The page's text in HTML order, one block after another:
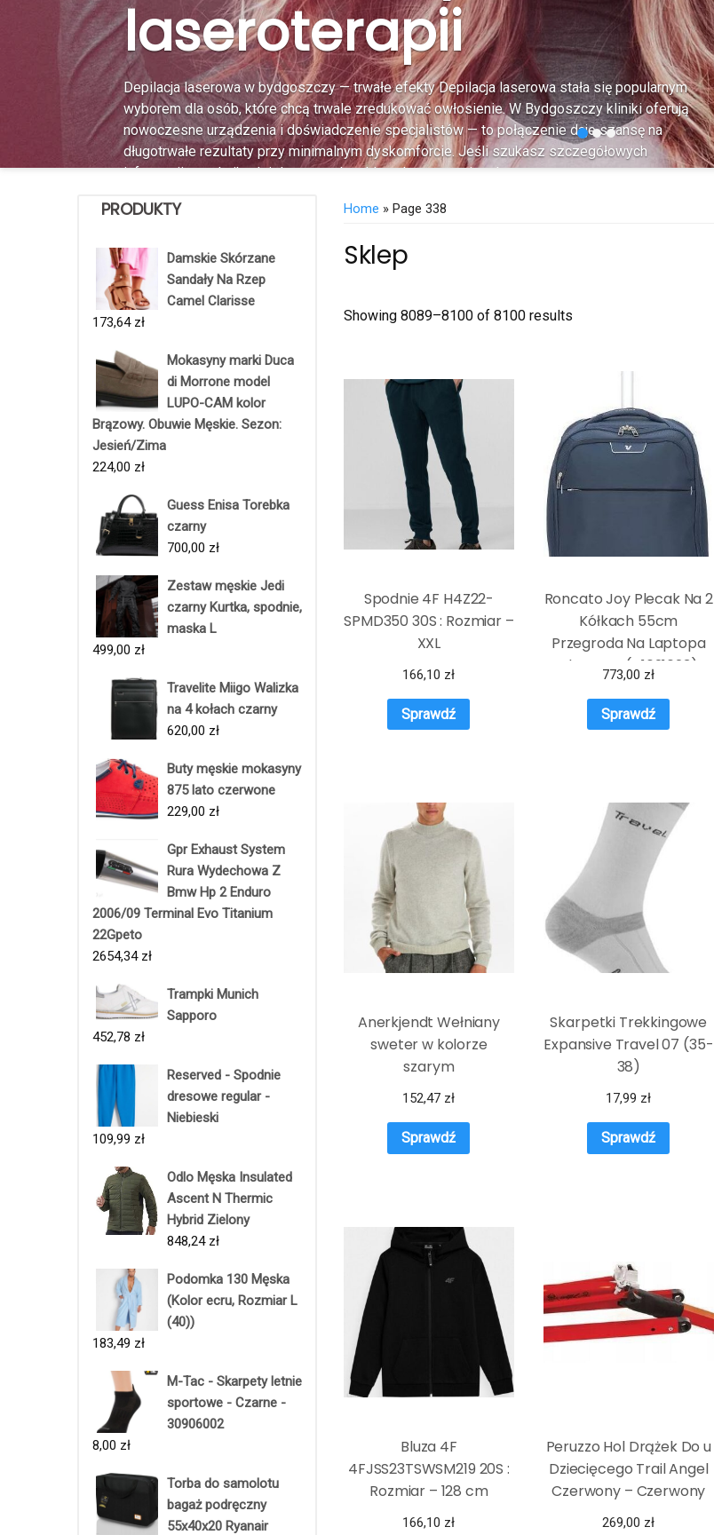
laseroterapii
Depilacja laserowa w bydgoszczy — trwałe efekty Depilacja laserowa stała się popularnym
wyborem dla osób, które chcą trwale zredukować owłosienie. W Bydgoszczy kliniki oferują
nowoczesne urządzenia i doświadczenie specjalistów — to połączenie daje szansę na
długotrwałe rezultaty przy minimalnym dyskomforcie. Jeśli szukasz szczegółowych
informacji o technikach i dostępnych pakietach, warto zajrzeć na stronę
More Details
PRODUKTY
Damskie Skórzane
Sandały Na Rzep
Camel Clarisse
173,64 zł
Mokasyny marki Duca
di Morrone model
LUPO-CAM kolor
Brązowy. Obuwie Męskie. Sezon:
Jesień/Zima
224,00 zł
Guess Enisa Torebka
czarny
700,00 zł
Zestaw męskie Jedi
czarny Kurtka, spodnie,
maska L
499,00 zł
Travelite Miigo Walizka
na 4 kołach czarny
620,00 zł
Buty męskie mokasyny
875 lato czerwone
229,00 zł
Gpr Exhaust System
Rura Wydechowa Z
Bmw Hp 2 Enduro
2006/09 Terminal Evo Titanium
22Gpeto
2654,34 zł
Trampki Munich
Sapporo
452,78 zł
Reserved - Spodnie
dresowe regular -
Niebieski
109,99 zł
Odlo Męska Insulated
Ascent N Thermic
Hybrid Zielony
848,24 zł
Podomka 130 Męska
(Kolor ecru, Rozmiar L
(40))
183,49 zł
M-Tac - Skarpety letnie
sportowe - Czarne -
30906002
8,00 zł
Torba do samolotu
bagaż podręczny
55x40x20 Ryanair
Home » Page 338
Sklep
Showing 8089–8100 of 8100 results
Spodnie 4F H4Z22-
SPMD350 30S : Rozmiar –
XXL
166,10 zł
Sprawdź
Roncato Joy Plecak Na 2
Kółkach 55cm
Przegroda Na Laptopa
Blu Notte (41621623)
773,00 zł
Sprawdź
Anerkjendt Wełniany
sweter w kolorze
szarym
152,47 zł
Sprawdź
Skarpetki Trekkingowe
Expansive Travel 07 (35-
38)
17,99 zł
Sprawdź
Bluza 4F
4FJSS23TSWSM219 20S :
Rozmiar – 128 cm
166,10 zł
Peruzzo Hol Drążek Do u
Dziecięcego Trail Angel
Czerwony – Czerwony
269,00 zł